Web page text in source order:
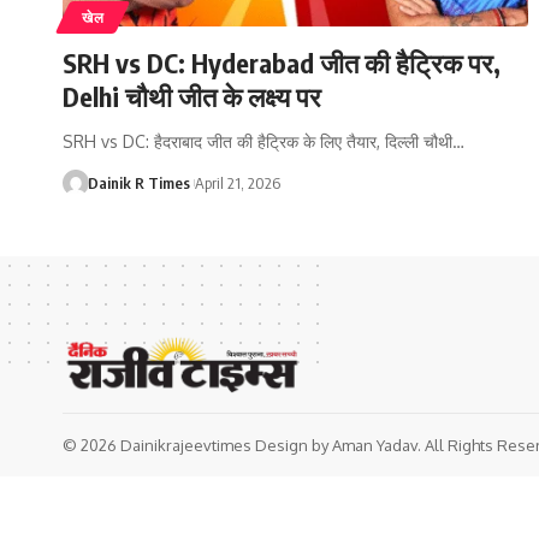
खेल
SRH vs DC: Hyderabad जीत की हैट्रिक पर,
Delhi चौथी जीत के लक्ष्य पर
SRH vs DC: हैदराबाद जीत की हैट्रिक के लिए तैयार, दिल्ली चौथी…
Dainik R Times April 21, 2026
© 2026 Dainikrajeevtimes Design by Aman Yadav. All Rights